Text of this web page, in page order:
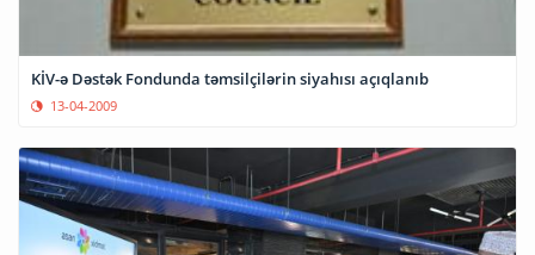
KİV-ə Dəstək Fondunda təmsilçilərin siyahısı açıqlanıb
13-04-2009